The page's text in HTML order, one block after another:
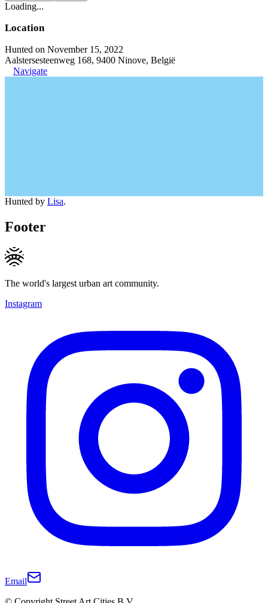
Loading...
Location
Hunted on November 15, 2022
Aalstersesteenweg 168, 9400 Ninove, België
Navigate
Hunted by Lisa.
Footer
The world's largest urban art community.
Instagram
Email